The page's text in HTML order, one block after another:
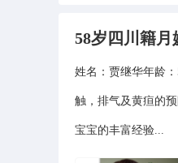
58岁四川籍
姓名：贾继华年龄
触，排气及黄疸的
宝宝的丰富经验...